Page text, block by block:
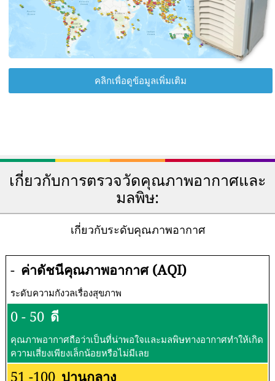
คลิกเพื่อดูข้อมูลเพิ่มเติม
เกี่ยวกับการตรวจวัดคุณภาพอากาศและ
มลพิษ:
เกี่ยวกับระดับคุณภาพอากาศ
- ค่าดัชนีคุณภาพอากาศ (AQI)
ระดับความกังวลเรื่องสุขภาพ
0 - 50 ดี
คุณภาพอากาศถือว่าเป็นที่น่าพอใจและมลพิษทางอากาศทำให้เกิด
ความเสี่ยงเพียงเล็กน้อยหรือไม่มีเลย
51 -100 ปานกลาง